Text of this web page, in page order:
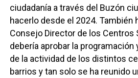
ciudadanía a través del Buzón
hacerlo desde el 2024. También
Consejo Director de los Centros
debería aprobar la programación
de la actividad de los distintos
barrios y tan solo se ha reunido